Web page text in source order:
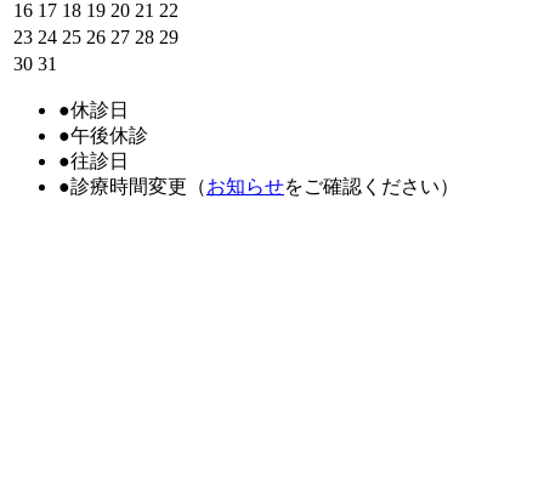
16 17 18 19 20 21 22
23 24 25 26 27 28 29
30 31
●休診日
●午後休診
●往診日
●診療時間変更（お知らせをご確認ください）